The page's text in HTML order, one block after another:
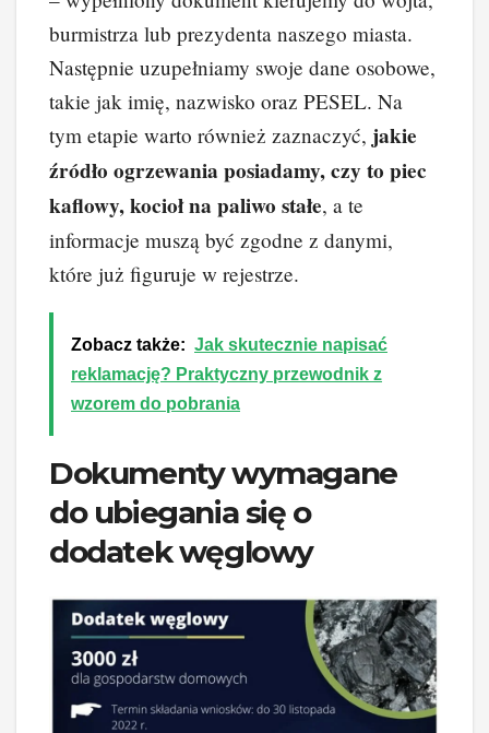
burmistrza lub prezydenta naszego miasta.
Następnie uzupełniamy swoje dane osobowe,
takie jak imię, nazwisko oraz PESEL. Na
tym etapie warto również zaznaczyć, jakie
źródło ogrzewania posiadamy, czy to piec
kaflowy, kocioł na paliwo stałe, a te
informacje muszą być zgodne z danymi,
które już figuruje w rejestrze.
Zobacz także: Jak skutecznie napisać
reklamację? Praktyczny przewodnik z
wzorem do pobrania
Dokumenty wymagane
do ubiegania się o
dodatek węglowy